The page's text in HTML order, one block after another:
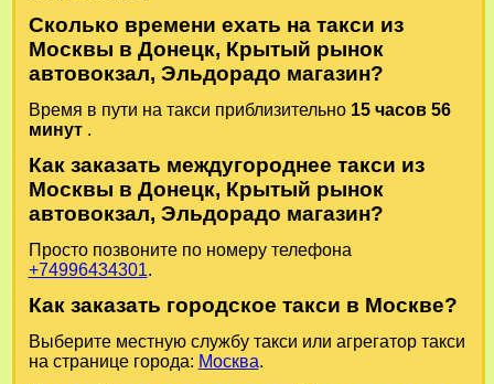
Сколько времени ехать на такси из
Москвы в Донецк, Крытый рынок
автовокзал, Эльдорадо магазин?
Время в пути на такси приблизительно 15 часов 56
минут .
Как заказать междугороднее такси из
Москвы в Донецк, Крытый рынок
автовокзал, Эльдорадо магазин?
Просто позвоните по номеру телефона
+74996434301.
Как заказать городское такси в Москве?
Выберите местную службу такси или агрегатор такси
на странице города: Москва.